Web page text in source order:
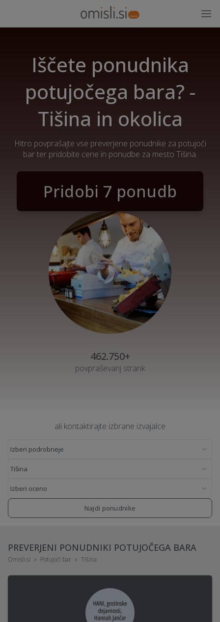
Iščete ponudnika
potujočega bara? -
Tišina in okolica
Hitro povprašajte vse preverjene ponudnike za potujoči
bar ter pridobite cene in ponudbe za mesto Tišina.
Pridobi 7 ponudb
462.750+
povpraševanj strank
ali kontaktirajte izbrane izvajalce
Najdi ponudnike
PREVERJENI PONUDNIKI POTUJOČEGA BARA
Omisli.si Potujoči bar Tišina